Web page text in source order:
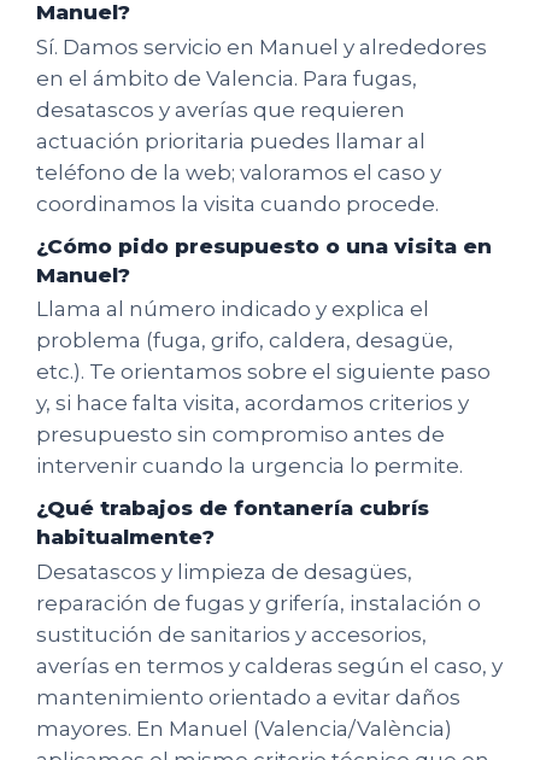
Manuel?
Sí. Damos servicio en Manuel y alrededores
en el ámbito de Valencia. Para fugas,
desatascos y averías que requieren
actuación prioritaria puedes llamar al
teléfono de la web; valoramos el caso y
coordinamos la visita cuando procede.
¿Cómo pido presupuesto o una visita en
Manuel?
Llama al número indicado y explica el
problema (fuga, grifo, caldera, desagüe,
etc.). Te orientamos sobre el siguiente paso
y, si hace falta visita, acordamos criterios y
presupuesto sin compromiso antes de
intervenir cuando la urgencia lo permite.
¿Qué trabajos de fontanería cubrís
habitualmente?
Desatascos y limpieza de desagües,
reparación de fugas y grifería, instalación o
sustitución de sanitarios y accesorios,
averías en termos y calderas según el caso, y
mantenimiento orientado a evitar daños
mayores. En Manuel (Valencia/València)